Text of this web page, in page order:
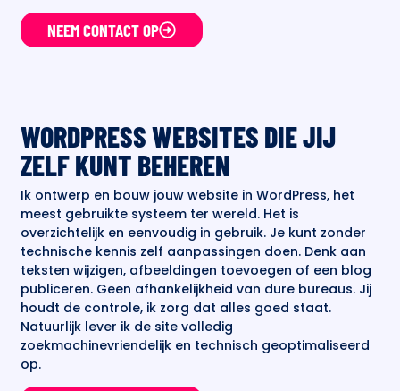
NEEM CONTACT OP
WORDPRESS WEBSITES DIE JIJ
ZELF KUNT BEHEREN
Ik ontwerp en bouw jouw website in WordPress, het
meest gebruikte systeem ter wereld. Het is
overzichtelijk en eenvoudig in gebruik. Je kunt zonder
technische kennis zelf aanpassingen doen. Denk aan
teksten wijzigen, afbeeldingen toevoegen of een blog
publiceren. Geen afhankelijkheid van dure bureaus. Jij
houdt de controle, ik zorg dat alles goed staat.
Natuurlijk lever ik de site volledig
zoekmachinevriendelijk en technisch geoptimaliseerd
op.